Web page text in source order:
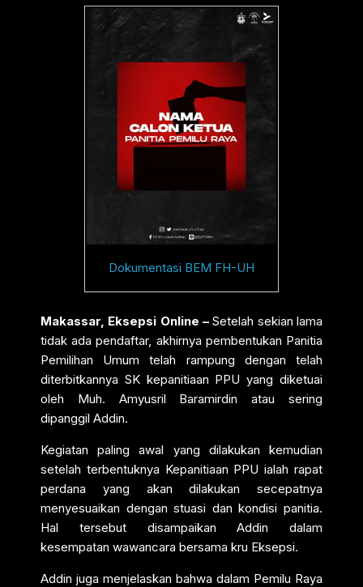
Dokumentasi BEM FH-UH
Makassar, Eksepsi Online –Setelah sekian lama
tidak ada pendaftar, akhirnya pembentukan Panitia
Pemilihan Umum telah rampung dengan telah
diterbitkannya SK kepanitiaan PPU yang diketuai
oleh Muh. Amyusril Baramirdin atau sering
dipanggil Addin.
Kegiatan paling awal yang dilakukan kemudian
setelah terbentuknya Kepanitiaan PPU ialah rapat
perdana yang akan dilakukan secepatnya
menyesuaikan dengan stuasi dan kondisi panitia.
Hal tersebut disampaikan Addin dalam
kesempatan wawancara bersama kru Eksepsi.
Addin juga menjelaskan bahwa dalam Pemilu Raya